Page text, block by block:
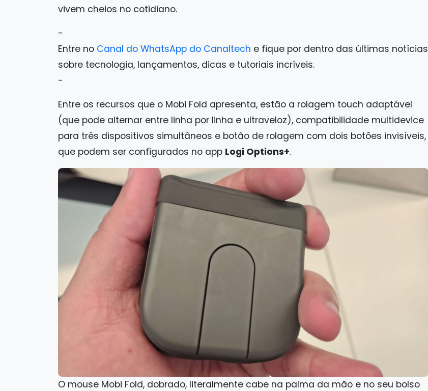
vivem cheios no cotidiano.
-
Entre no Canal do WhatsApp do Canaltech e fique por dentro das últimas notícias
sobre tecnologia, lançamentos, dicas e tutoriais incríveis.
-
Entre os recursos que o Mobi Fold apresenta, estão a rolagem touch adaptável
(que pode alternar entre linha por linha e ultraveloz), compatibilidade multidevice
para três dispositivos simultâneos e botão de rolagem com dois botões invisíveis,
que podem ser configurados no app Logi Options+.
O mouse Mobi Fold, dobrado, literalmente cabe na palma da mão e no seu bolso